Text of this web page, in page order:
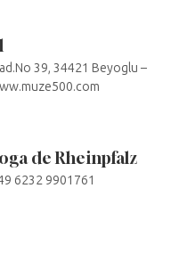
39, 34421 Beyoglu –
de Rheinpfalz
6232 9901761